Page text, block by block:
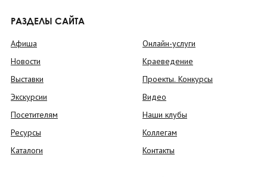
РАЗДЕЛЫ САЙТА
Афиша
Новости
Выставки
Экскурсии
Посетителям
Ресурсы
Каталоги
Онлайн-услуги
Краеведение
Проекты. Конкурсы
Видео
Наши клубы
Коллегам
Контакты